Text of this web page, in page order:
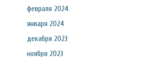
февраля 2024
января 2024
декабря 2023
ноября 2023